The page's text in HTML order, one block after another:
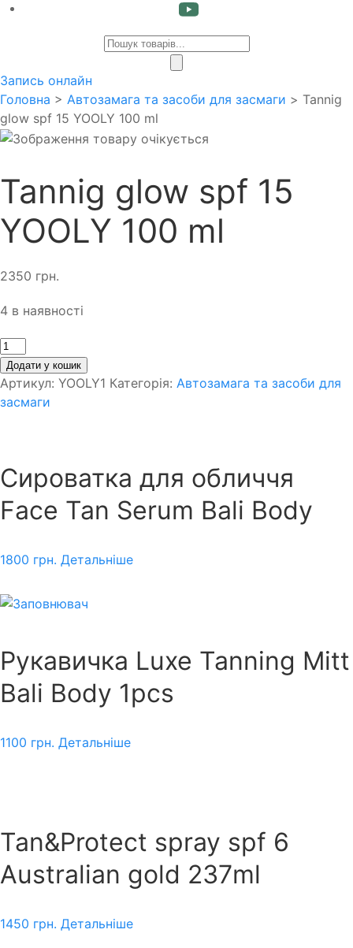
Products
Запись онлайн
Головна > Автозамага та засоби для засмаги > Tannig
glow spf 15 YOOLY 100 ml
Tannig glow spf 15
YOOLY 100 ml
2350 грн.
4 в наявності
Кількість
Додати у кошик
Артикул: YOOLY1 Категорія: Автозамага та засоби для
засмаги
Сироватка для обличчя
Face Tan Serum Bali Body
1800 грн. Детальніше
Рукавичка Luxe Tanning Mitt
Bali Body 1pcs
1100 грн. Детальніше
Tan&Protect spray spf 6
Australian gold 237ml
1450 грн. Детальніше